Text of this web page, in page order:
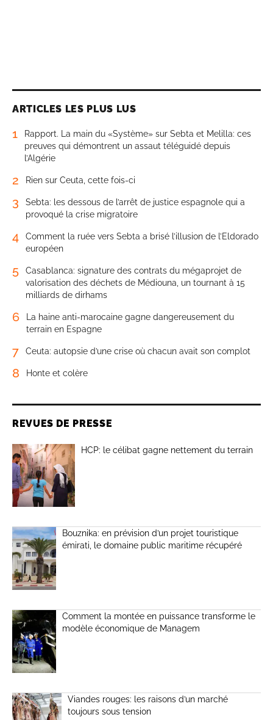
ARTICLES LES PLUS LUS
1
Rapport. La main du «Système» sur Sebta et Melilla: ces
preuves qui démontrent un assaut téléguidé depuis
l’Algérie
2 Rien sur Ceuta, cette fois-ci
3
Sebta: les dessous de l’arrêt de justice espagnole qui a
provoqué la crise migratoire
4
Comment la ruée vers Sebta a brisé l’illusion de l’Eldorado
européen
5
Casablanca: signature des contrats du mégaprojet de
valorisation des déchets de Médiouna, un tournant à 15
milliards de dirhams
6
La haine anti-marocaine gagne dangereusement du
terrain en Espagne
7 Ceuta: autopsie d’une crise où chacun avait son complot
8 Honte et colère
REVUES DE PRESSE
HCP: le célibat gagne nettement du terrain
Bouznika: en prévision d’un projet touristique
émirati, le domaine public maritime récupéré
Comment la montée en puissance transforme le
modèle économique de Managem
Viandes rouges: les raisons d’un marché
toujours sous tension